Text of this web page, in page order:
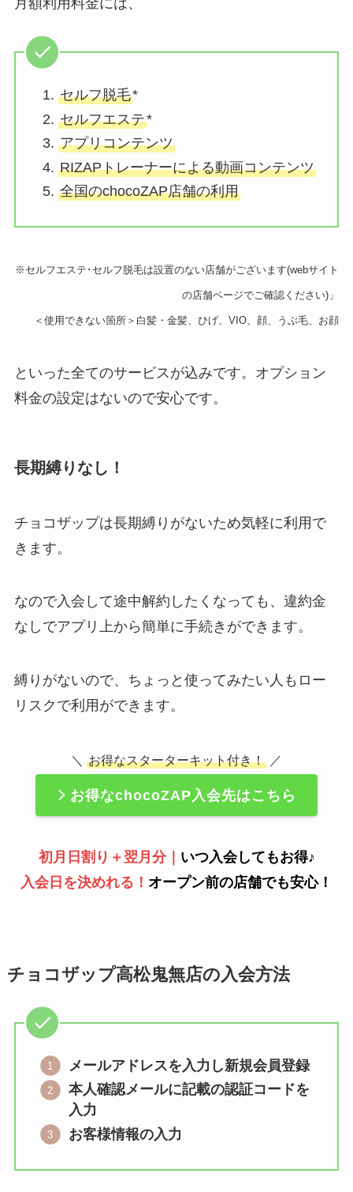
月額利用料金には、
セルフ脱毛*
セルフエステ*
アプリコンテンツ
RIZAPトレーナーによる動画コンテンツ
全国のchocoZAP店舗の利用
※セルフエステ･セルフ脱毛は設置のない店舗がございます(webサイト
の店舗ページでご確認ください)」
＜使用できない箇所＞白髪・金髪、ひげ、VIO、顔、うぶ毛、お顔
といった全てのサービスが込みです。オプション
料金の設定はないので安心です。
長期縛りなし！
チョコザップは長期縛りがないため気軽に利用で
きます。
なので入会して途中解約したくなっても、違約金
なしでアプリ上から簡単に手続きができます。
縛りがないので、ちょっと使ってみたい人もロー
リスクで利用ができます。
＼ お得なスターターキット付き！ ／
お得なchocoZAP入会先はこちら
初月日割り＋翌月分｜ いつ入会してもお得♪
入会日を決めれる！ オープン前の店舗でも安心！
チョコザップ高松鬼無店の入会方法
メールアドレスを入力し新規会員登録
本人確認メールに記載の認証コードを
入力
お客様情報の入力